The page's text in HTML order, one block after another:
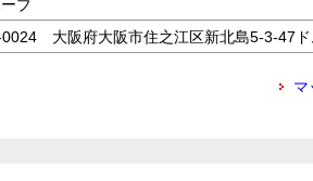
ブ
大阪府大阪市住之江区新北島5-3-47
マ